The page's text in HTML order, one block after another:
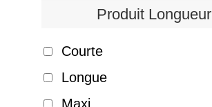
Produit Longueur
Courte
Longue
Maxi